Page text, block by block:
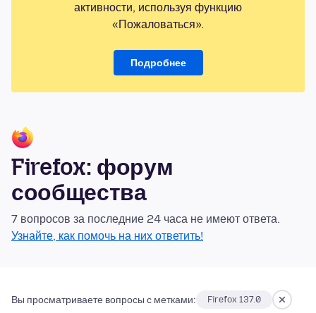
активности, используя функцию
«Пожаловаться».
Подробнее
Firefox: форум
сообщества
7 вопросов за последние 24 часа не имеют ответа.
Узнайте, как помочь на них ответить!
Вы просматриваете вопросы с метками: Firefox 137.0